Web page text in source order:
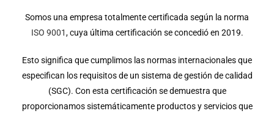
Somos una empresa totalmente certificada según la norma
ISO 9001, cuya última certificación se concedió en 2019.
Esto significa que cumplimos las normas internacionales que
especifican los requisitos de un sistema de gestión de calidad
(SGC). Con esta certificación se demuestra que
proporcionamos sistemáticamente productos y servicios que